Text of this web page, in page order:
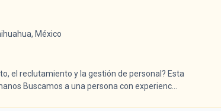
México
el reclutamiento y la gestión de personal? Esta
Buscamos a una persona con experienc...